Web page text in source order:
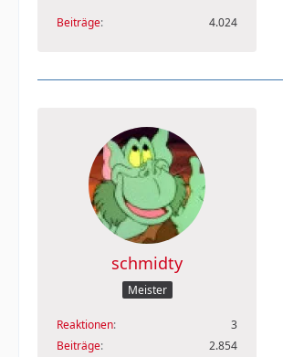
Beiträge 4.024
schmidty
Meister
Reaktionen
3
Beiträge
2.854